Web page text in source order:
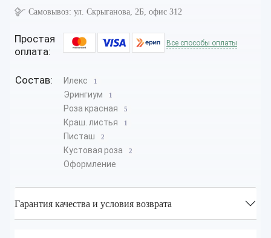
Самовывоз: ул. Скрыганова, 2Б, офис 312
Простая
оплата:
Все способы оплаты
Состав: Илекс 1
Эрингиум 1
Роза красная 5
Краш. листья 1
Писташ 2
Кустовая роза 2
Оформление
Гарантия качества и условия возврата